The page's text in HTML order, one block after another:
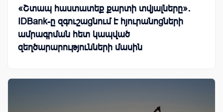
«Շտապ հաստատեք քարտի տվյալները»․
IDBank-ը զգուշացնում է հյուրանոցների
ամրագրման հետ կապված
զեղծարարությունների մասին